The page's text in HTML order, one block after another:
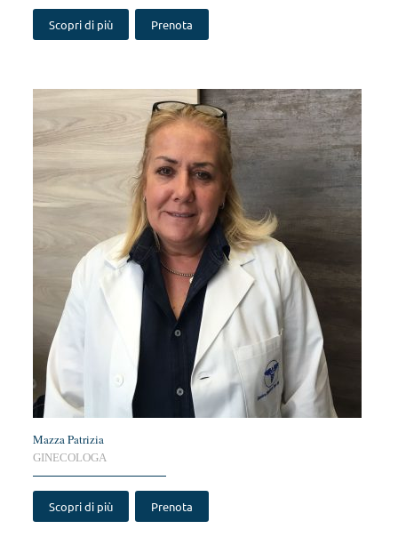
Scopri di più Prenota
Mazza Patrizia
GINECOLOGA
Scopri di più Prenota